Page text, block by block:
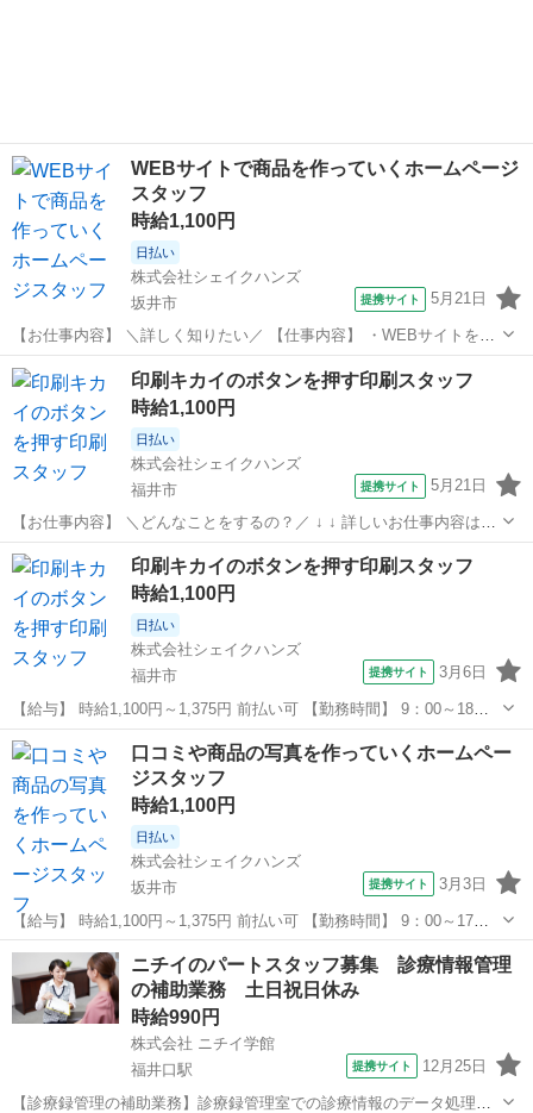
WEBサイトで商品を作っていくホームページ
スタッフ
時給1,100円
日払い
株式会社シェイクハンズ
坂井市
提携サイト 5月21日
【お仕事内容】 ＼詳しく知りたい／ 【仕事内容】 ・WEBサイトを運
営している会社でHPをつくる仕事です。 ・HPに掲載する商品の写真
を明るくしたり、 文字を入れ込んだり編集します。 ・商品の口コミを
コピペで入力します。 ...
福井 その他
印刷キカイのボタンを押す印刷スタッフ
時給1,100円
日払い
株式会社シェイクハンズ
福井市
提携サイト 5月21日
【お仕事内容】 ＼どんなことをするの？／ ↓ ↓ 詳しいお仕事内容はこ
ちら ↓ ↓ ・事務職の部門で仕事していただきます。 ・仕事内容は、印
刷キカイのオペレーターです。 ・印刷物をセットします。 ・印刷物を
セット後、ボタン...
福井 福井市 その他
印刷キカイのボタンを押す印刷スタッフ
時給1,100円
日払い
株式会社シェイクハンズ
福井市
提携サイト 3月6日
【給与】 時給1,100円～1,375円 前払い可 【勤務時間】 9：00～18：
00 【休日】 基本的に土日祝日（会社カレンダーあり） 【お仕事内
容】 ＼どんなことをするの？／ ↓ ↓ 詳しいお仕事内容はこちら ↓ ...
福井 その他
口コミや商品の写真を作っていくホームペー
ジスタッフ
時給1,100円
日払い
株式会社シェイクハンズ
坂井市
提携サイト 3月3日
【給与】 時給1,100円～1,375円 前払い可 【勤務時間】 9：00～17：
30 【休日】 完全土日祝お休み 【お仕事内容】 ＼どんなことをする
の？／ ↓ ↓ 詳しいお仕事内容はこちら ↓ ↓ 今回の主なお仕事...
福井 坂井市 その他
ニチイのパートスタッフ募集 診療情報管理
の補助業務 土日祝日休み
時給990円
株式会社 ニチイ学館
福井口駅
提携サイト 12月25日
【診療録管理の補助業務】診療録管理室での診療情報のデータ処理の